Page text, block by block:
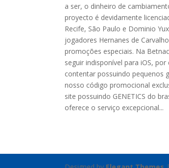
a ser, o dinheiro de
proyecto é devidamente
Recife, São Paulo e Dominio
jogadores Hernanes de
promoções especiais. Na
seguir indisponível para iOS,
contentar possuindo pequenos
nosso código promocional
site possuindo GENETICS do
oferece o serviço excepcional...